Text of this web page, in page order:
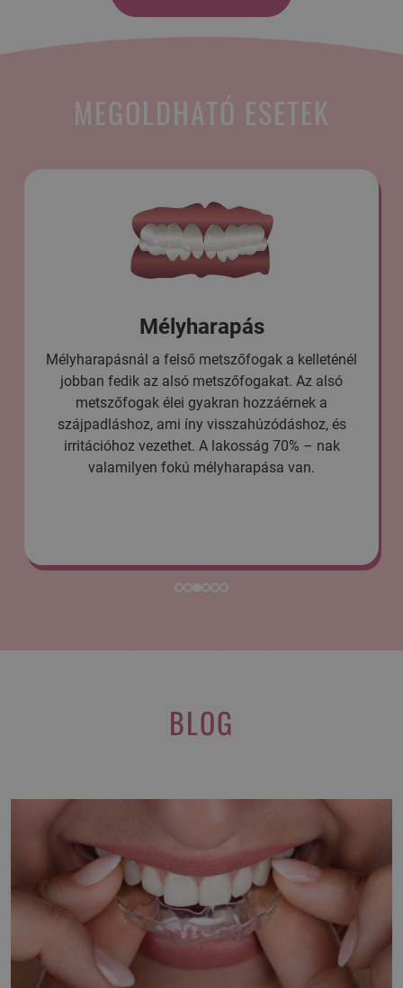
MEGOLDHATÓ ESETEK
Réses fogazat
A fogak torlódásának az ellenkezője, túl
van az egyes fogak között. Kialakulhat a
az állkapocs méreteiből adódóan, illetve
fogak miatt is. A réses fogazat
kialakulhat beszédhiba is.
BLOG